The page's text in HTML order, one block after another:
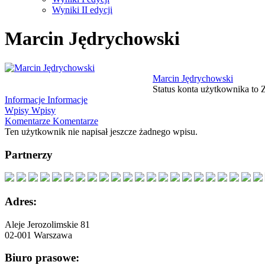
Wyniki II edycji
Marcin Jędrychowski
Marcin Jędrychowski
Status konta użytkownika to
Informacje Informacje
Wpisy Wpisy
Komentarze Komentarze
Ten użytkownik nie napisał jeszcze żadnego wpisu.
Partnerzy
Adres:
Aleje Jerozolimskie 81
02-001 Warszawa
Biuro prasowe: